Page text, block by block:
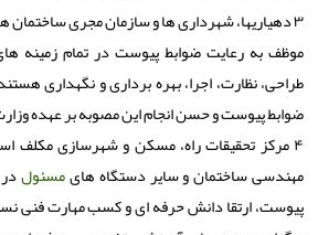
۳ دهیاریها، شهرداری ها و سازمان مجری ساختمان
موظف به رعایت ضوابط پیوست در تمام زمینه
طراحی، نظارت، اجرا، بهره برداری و نگهداری
ضوابط پیوست و حسن انجام این مصوبه بر عهده
۴ مركز تحقیقات راه، مسكن و شهرسازی مكلف
مهندسی ساختمان و سایر دستگاه هایمسئولدر
پیوست، ارتقا دانش حرفه ای و كسب مهارت فنی نسبت